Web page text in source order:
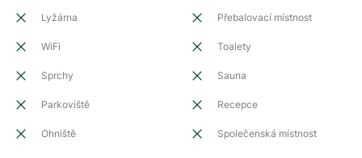
Lyžárna Přebalovací místnost
WiFi Toalety
Sprchy Sauna
Parkoviště Recepce
Ohniště Společenská místnost